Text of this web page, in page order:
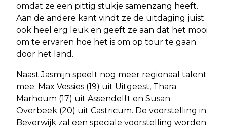
omdat ze een pittig stukje samenzang heeft.
Aan de andere kant vindt ze de uitdaging juist
ook heel erg leuk en geeft ze aan dat het mooi
om te ervaren hoe het is om op tour te gaan
door het land.
Naast Jasmijn speelt nog meer regionaal talent
mee: Max Vessies (19) uit Uitgeest, Thara
Marhoum (17) uit Assendelft en Susan
Overbeek (20) uit Castricum. De voorstelling in
Beverwijk zal een speciale voorstelling worden